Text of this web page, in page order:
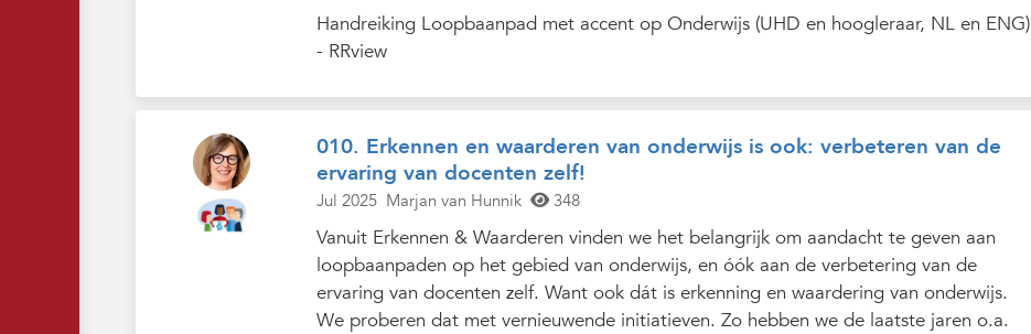
Handreiking Loopbaanpad met accent op Onderwijs (UHD en hoogleraar, NL en ENG)
- RRview
010. Erkennen en waarderen van onderwijs is ook: verbeteren van de
ervaring van docenten zelf!
Jul 2025 Marjan van Hunnik 348
Vanuit Erkennen & Waarderen vinden we het belangrijk om aandacht te geven aan
loopbaanpaden op het gebied van onderwijs, en óók aan de verbetering van de
ervaring van docenten zelf. Want ook dát is erkenning en waardering van onderwijs.
We proberen dat met vernieuwende initiatieven. Zo hebben we de laatste jaren o.a.